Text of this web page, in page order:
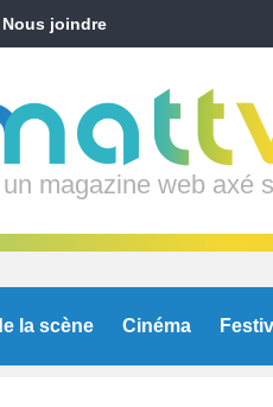
Nous joindre
un magazine web axé
la scène Cinéma